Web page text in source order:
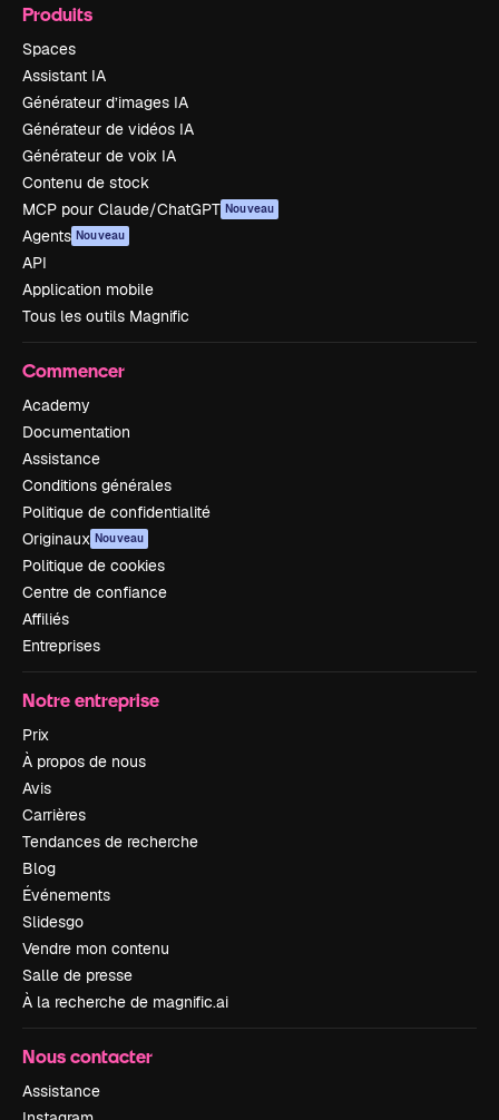
Produits
Spaces
Assistant IA
Générateur d’images IA
Générateur de vidéos IA
Générateur de voix IA
Contenu de stock
MCP pour Claude/ChatGPT Nouveau
Agents Nouveau
API
Application mobile
Tous les outils Magnific
Commencer
Academy
Documentation
Assistance
Conditions générales
Politique de confidentialité
Originaux Nouveau
Politique de cookies
Centre de confiance
Affiliés
Entreprises
Notre entreprise
Prix
À propos de nous
Avis
Carrières
Tendances de recherche
Blog
Événements
Slidesgo
Vendre mon contenu
Salle de presse
À la recherche de magnific.ai
Nous contacter
Assistance